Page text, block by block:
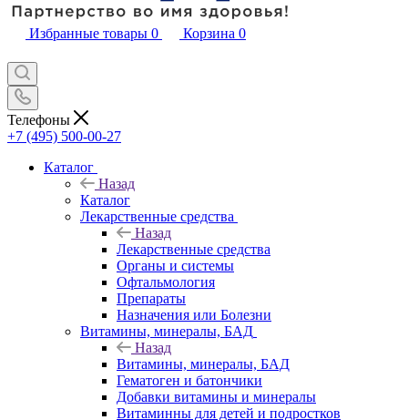
Избранные товары 0 Корзина 0
Телефоны
+7 (495) 500-00-27
Каталог
Назад
Каталог
Лекарственные средства
Назад
Лекарственные средства
Органы и системы
Офтальмология
Препараты
Назначения или Болезни
Витамины, минералы, БАД
Назад
Витамины, минералы, БАД
Гематоген и батончики
Добавки витамины и минералы
Витаминны для детей и подростков